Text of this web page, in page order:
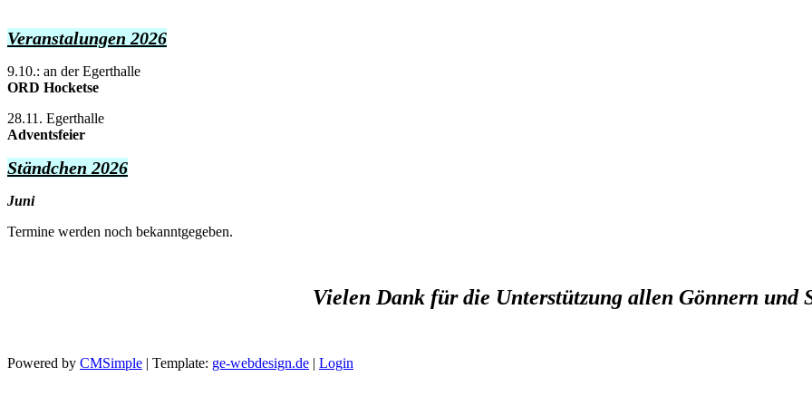
Veranstalungen 2026
9.10.: an der Egerthalle
ORD Hocketse
28.11. Egerthalle
Adventsfeier
Ständchen 2026
Juni
Termine werden noch bekanntgegeben.
Vielen Dank für die Unterstützung allen Gönnern und
Powered by CMSimple | Template: ge-webdesign.de | Login